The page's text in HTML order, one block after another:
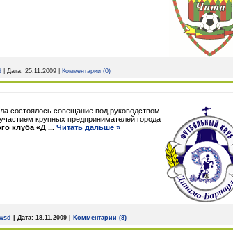
Дата: 25.11.2009 Комментарии (0)
состоялось совещание под руководством
крупных предпринимателей города
клуба «Д ... Читать дальше »
Дата: 18.11.2009 Комментарии (8)